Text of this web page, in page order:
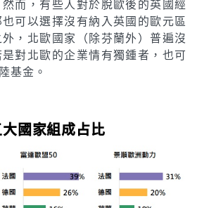
而，有些人對於脫歐後的英國經
可以選擇沒有納入英國的歐元區
，北歐國家（除芬蘭外）普遍沒
對北歐的企業情有獨鍾者，也可
基金。
國家組成占比